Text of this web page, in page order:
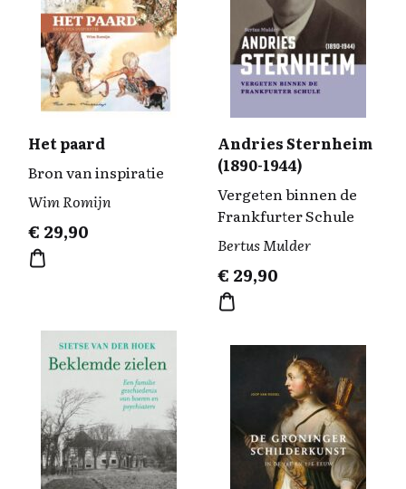
Het paard
Bron van inspiratie
Wim Romijn
€ 29,90
Andries Sternheim
(1890-1944)
Vergeten binnen de
Frankfurter Schule
Bertus Mulder
€ 29,90